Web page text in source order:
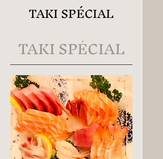
TAKI SPÉCIAL
TAKI SPÉCIAL